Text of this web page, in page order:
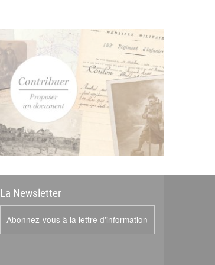
La Newsletter
Abonnez-vous à la lettre d'information